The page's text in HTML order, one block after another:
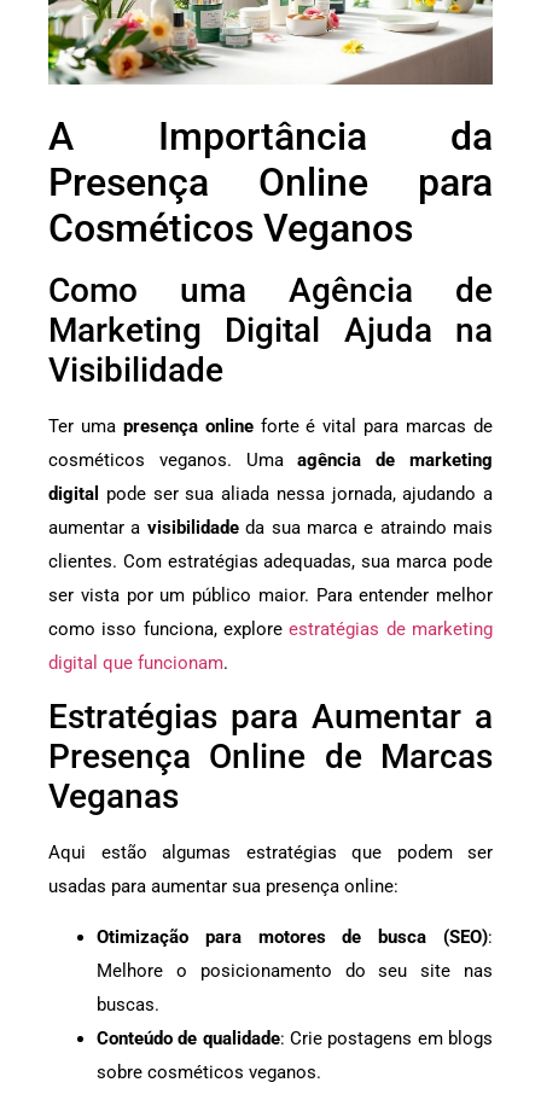
A Importância da
Presença Online para
Cosméticos Veganos
Como uma Agência de
Marketing Digital Ajuda na
Visibilidade
Ter uma presença onlineforte é vital para marcas de
cosméticos veganos. Umaagência de marketing
digital
pode ser sua aliada nessa jornada, ajudando a
aumentar a visibilidadeda sua marca e atraindo mais
clientes. Com estratégias adequadas, sua marca pode
ser vista por um público maior. Para entender melhor
como isso funciona, exploreestratégias de marketing
digital que funcionam.
Estratégias para Aumentar a
Presença Online de Marcas
Veganas
Aqui estão algumas estratégias que podem ser
usadas para aumentar sua presença online:
Otimização para motores de busca (SEO):
Melhore o posicionamento do seu site nas
buscas.
Conteúdo de qualidade: Crie postagens em blogs
sobre cosméticos veganos.